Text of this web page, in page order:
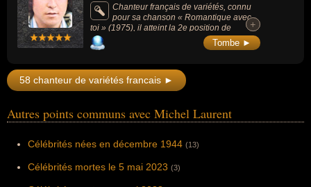
Chanteur français de variétés, connu
pour sa chanson « Romantique avec
toi » (1975), il atteint la 2e position de
l'Ultratop francophone en octobre 1975.
+
+
Tombe ►
58 chanteur de variétés francais ►
Autres points communs avec Michel Laurent
Célébrités nées en décembre 1944 (13)
Célébrités mortes le 5 mai 2023 (3)